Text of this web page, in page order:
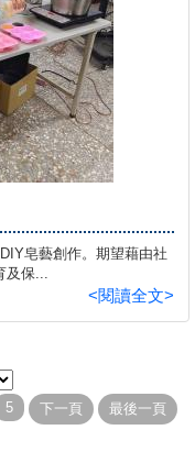
皂藝創作。期望藉由社
保...
<閱讀全文>